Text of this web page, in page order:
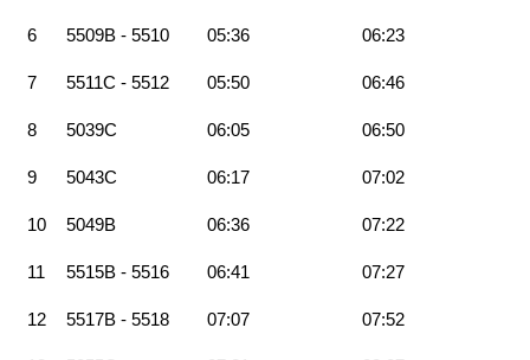
6 5509B - 5510 05:36 06:23
7 5511C - 5512 05:50 06:46
8 5039C 06:05 06:50
9 5043C 06:17 07:02
10 5049B 06:36 07:22
11 5515B - 5516 06:41 07:27
12 5517B - 5518 07:07 07:52